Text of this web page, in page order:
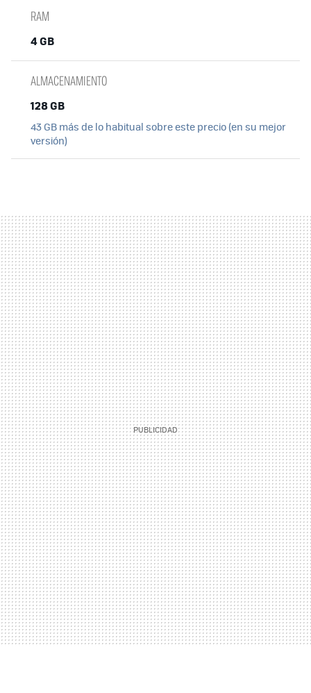
RAM
4 GB
ALMACENAMIENTO
128 GB
43 GB más de lo habitual sobre este precio (en su mejor
versión)